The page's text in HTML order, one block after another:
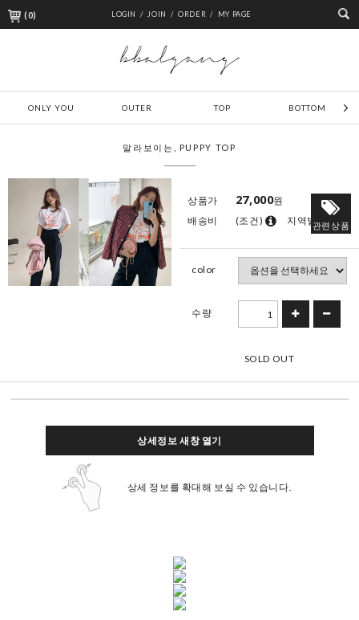
(0) LOGIN / JOIN / ORDER / MY PAGE
ONLY YOU OUTER TOP BOTTOM
말라보이는, PUPPY TOP
상품가 27,000원
배송비
(조건) 지역별관련상품
color
수량
SOLD OUT
상세정보 새창 열기
상세 정보를 확대해 보실 수 있습니다.